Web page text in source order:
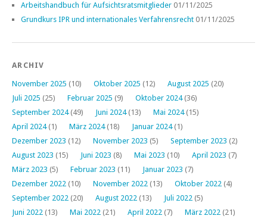
Arbeitshandbuch für Aufsichtsratsmitglieder 01/11/2025
Grundkurs IPR und internationales Verfahrensrecht 01/11/2025
ARCHIV
November 2025 (10) Oktober 2025 (12) August 2025 (20)
Juli 2025 (25) Februar 2025 (9) Oktober 2024(36)
September 2024(49) Juni 2024(13) Mai 2024(15)
April 2024(1) März 2024(18) Januar 2024(1)
Dezember 2023 (12) November 2023 (5) September 2023 (2)
August 2023 (15) Juni 2023 (8) Mai 2023 (10) April 2023 (7)
März 2023 (5) Februar 2023 (11) Januar 2023 (7)
Dezember 2022 (10) November 2022 (13) Oktober 2022 (4)
September 2022 (20) August 2022 (13) Juli 2022 (5)
Juni 2022 (13) Mai 2022 (21) April 2022 (7) März 2022 (21)